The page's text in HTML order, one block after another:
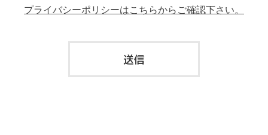
プライバシーポリシーはこちらからご確認下さい。
送信